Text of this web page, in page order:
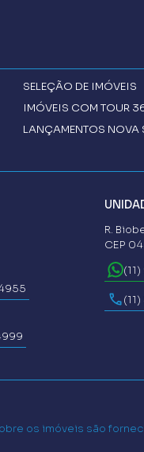
SELEÇÃO DE IMÓVEIS
IMÓVEIS COM TOUR
LANÇAMENTOS NOVA
R.
CEP
os imóveis são